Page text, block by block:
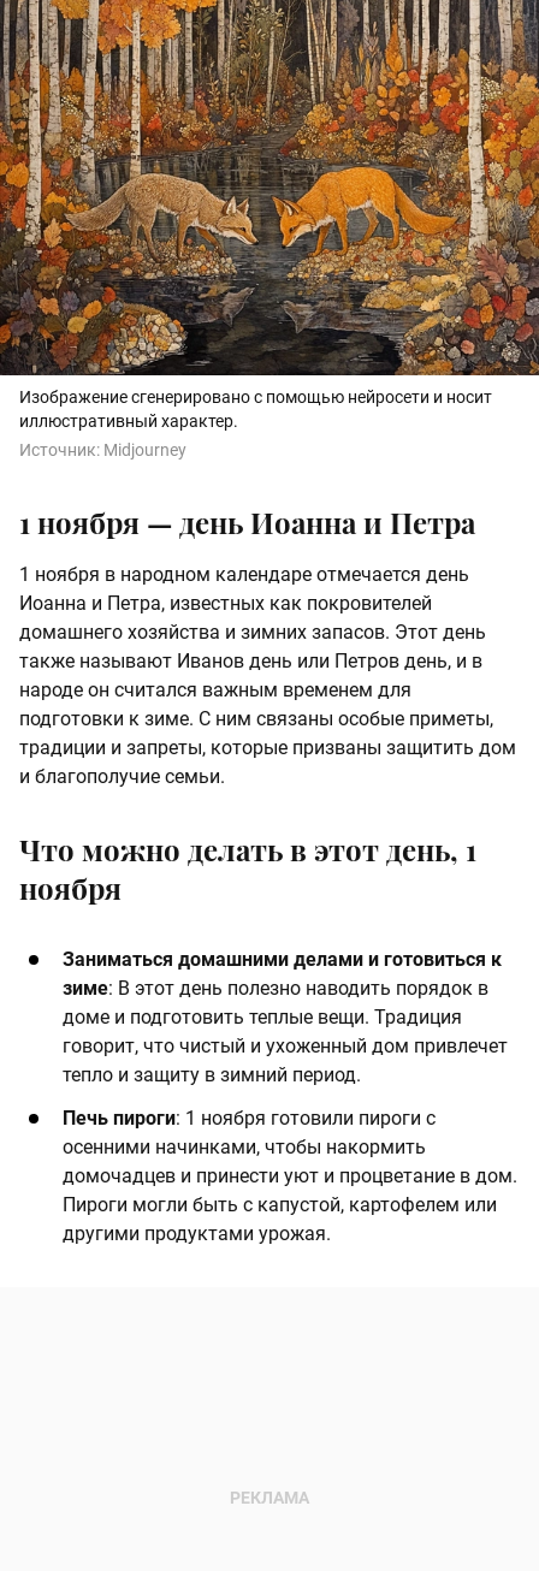
Изображение сгенерировано с помощью нейросети и носит
иллюстративный характер.
Источник: Midjourney
1 ноября — день Иоанна и Петра
1 ноября в народном календаре отмечается день
Иоанна и Петра, известных как покровителей
домашнего хозяйства и зимних запасов. Этот день
также называют Иванов день или Петров день, и в
народе он считался важным временем для
подготовки к зиме. С ним связаны особые приметы,
традиции и запреты, которые призваны защитить дом
и благополучие семьи.
Что можно делать в этот день, 1
ноября
Заниматься домашними делами и готовиться к
зиме: В этот день полезно наводить порядок в
доме и подготовить теплые вещи. Традиция
говорит, что чистый и ухоженный дом привлечет
тепло и защиту в зимний период.
Печь пироги: 1 ноября готовили пироги с
осенними начинками, чтобы накормить
домочадцев и принести уют и процветание в дом.
Пироги могли быть с капустой, картофелем или
другими продуктами урожая.